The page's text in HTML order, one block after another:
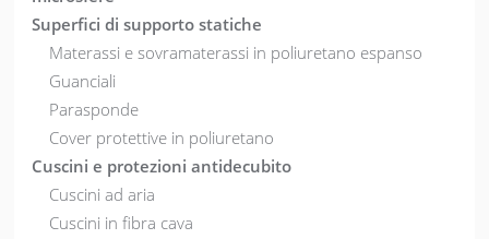
Superfici di supporto statiche
Materassi e sovramaterassi in poliuretano espanso
Guanciali
Parasponde
Cover protettive in poliuretano
Cuscini e protezioni antidecubito
Cuscini ad aria
Cuscini in fibra cava